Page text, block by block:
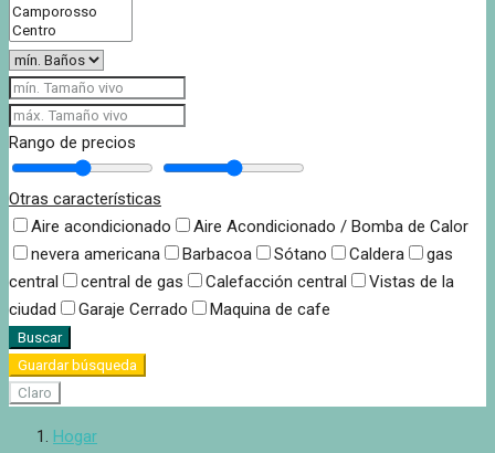
Rango de precios
Otras características
Aire acondicionado
Aire Acondicionado / Bomba de Calor
nevera americana
Barbacoa Sótano Caldera
gas
central
central de gas Calefacción central
Vistas de la
ciudad
Garaje Cerrado Maquina de cafe
Buscar
Guardar búsqueda
Claro
Hogar